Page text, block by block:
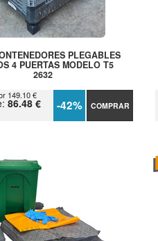
PLEGABLES
4 PUERTAS MODELO T5
2632
149.10 €
86.48 € -42% COMPRAR